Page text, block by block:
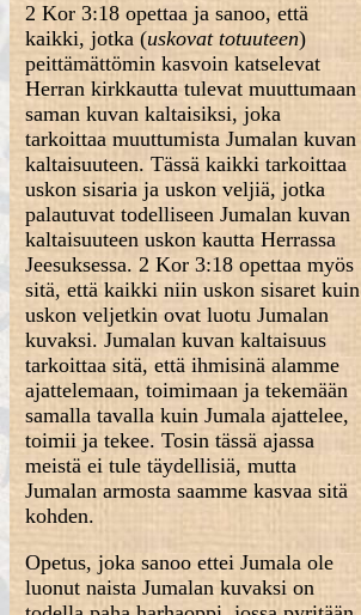
2 Kor 3:18 opettaa ja sanoo, että
kaikki, jotka (uskovat totuuteen)
peittämättömin kasvoin katselevat
Herran kirkkautta tulevat muuttumaan
saman kuvan kaltaisiksi, joka
tarkoittaa muuttumista Jumalan kuvan
kaltaisuuteen. Tässä kaikki tarkoittaa
uskon sisaria ja uskon veljiä, jotka
palautuvat todelliseen Jumalan kuvan
kaltaisuuteen uskon kautta Herrassa
Jeesuksessa. 2 Kor 3:18 opettaa myös
sitä, että kaikki niin uskon sisaret kuin
uskon veljetkin ovat luotu Jumalan
kuvaksi. Jumalan kuvan kaltaisuus
tarkoittaa sitä, että ihmisinä alamme
ajattelemaan, toimimaan ja tekemään
samalla tavalla kuin Jumala ajattelee,
toimii ja tekee. Tosin tässä ajassa
meistä ei tule täydellisiä, mutta
Jumalan armosta saamme kasvaa sitä
kohden.
Opetus, joka sanoo ettei Jumala ole
luonut naista Jumalan kuvaksi on